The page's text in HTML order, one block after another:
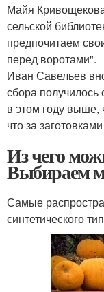
Майя
сельской
предпочитаем
перед воротами".
Иван Савельев
сбора получилось
в этом году выше,
что за
Из чего
Выбираем
Самые
синтетического